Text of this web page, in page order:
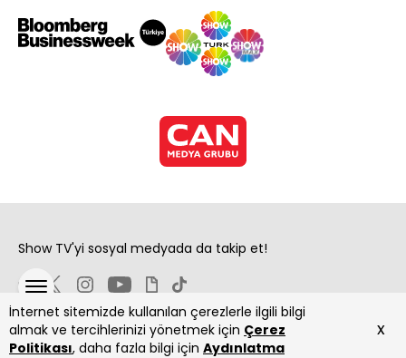
İnternet sitemizde kullanılan çerezlerle ilgili bilgi
almak ve tercihlerinizi yönetmek için Çerez
Politikası, daha fazla bilgi için Aydınlatma
x
Show TV'yi sosyal medyada da takip et!